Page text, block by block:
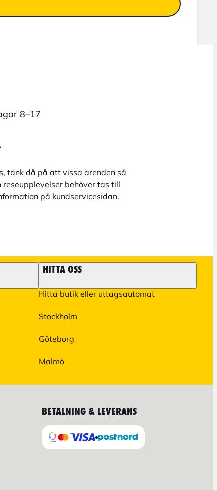
8–17
tänk då på att vissa ärenden så
behöver tas till
på kundservicesidan.
HITTA OSS
Hitta butik eller uttagsautomat
Stockholm
Göteborg
Malmö
BETALNING & LEVERANS